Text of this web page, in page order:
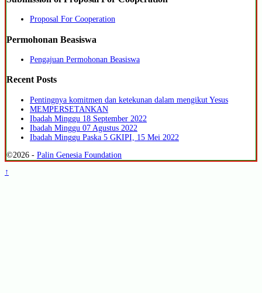
Proposal For Cooperation
Permohonan Beasiswa
Pengajuan Permohonan Beasiswa
Recent Posts
Pentingnya komitmen dan ketekunan dalam mengikut Yesus
MEMPERSETANKAN
Ibadah Minggu 18 September 2022
Ibadah Minggu 07 Agustus 2022
Ibadah Minggu Paska 5 GKIPI, 15 Mei 2022
©2026 - Palin Genesia Foundation
↑